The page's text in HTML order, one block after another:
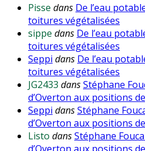
Pisse dans De l’eau
toitures végétalisées
sippe dans De l’eau
toitures végétalisées
Seppi dans De l’eau
toitures végétalisées
JG2433 dansStéphane
d’Overton aux positions
Seppi dansStéphane
d’Overton aux positions
Listo dansStéphane